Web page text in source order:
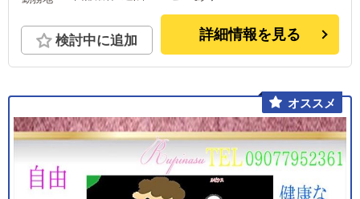
検討中に追加 詳細情報を見る